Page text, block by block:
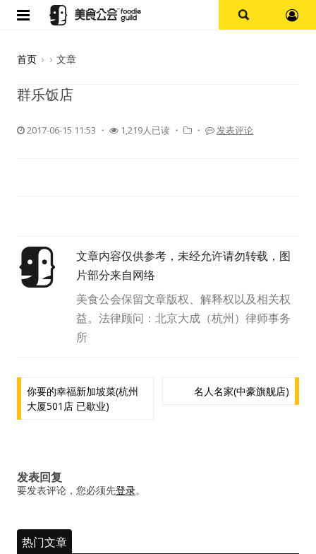
美食杂谈
资讯
首页 › › 文章
群乐饭店
2017-06-15 11:53 ・ 1,219人已读 ・ ・ 发表评论
文章内容仅供参考，未经允许请勿转载，图
片部分来自网络
美食公会保留文章版权、解释权以及相关权
益。法律顾问：北京大成（杭州）律师事务
所
你要的幸福新加坡菜(杭州
大厦501店 已歇业)
名人名家(中豪旗舰店)
发表回复
要发表评论，您必须先登录。
热门文章